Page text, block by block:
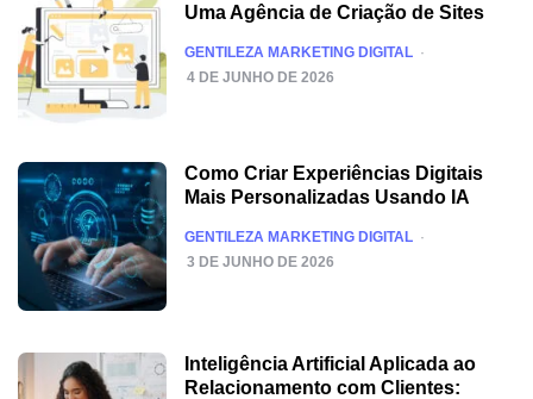
Uma Agência de Criação de Sites
POSTED
GENTILEZA MARKETING DIGITAL
4 DE JUNHO DE 2026
Como Criar Experiências Digitais
Mais Personalizadas Usando IA
POSTED
GENTILEZA MARKETING DIGITAL
3 DE JUNHO DE 2026
Inteligência Artificial Aplicada ao
Relacionamento com Clientes: